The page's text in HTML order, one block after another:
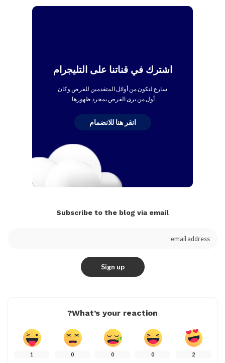
اشترك في قناتنا على التليجرام
سارع لتكون من أوائل المتقدمين للفرص وكان
أول من يرى الفرص بمجرد ظهورها.
انقر هنا للانضمام
Subscribe to the blog via email
What’s your reaction?
2
0
0
0
1